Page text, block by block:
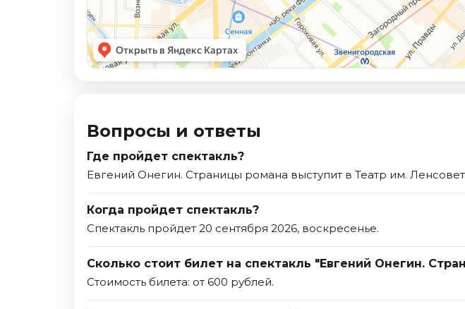
Вопросы и ответы
Где пройдет спектакль?
Евгений Онегин. Страницы романа выступит в Театр им.
Когда пройдет спектакль?
Спектакль пройдет 20 сентября 2026, воскресенье.
Сколько стоит билет на спектакль "Евгений Онегин.
Стоимость билета: от 600 рублей.